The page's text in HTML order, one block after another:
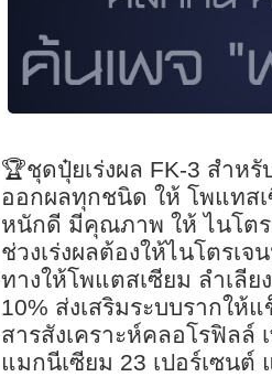
🏆ชุดปุ๋ยเร่งผล FK-3 สำห
ออกผลทุกชนิด ให้ โพแทสเ
หนักดี มีคุณภาพ ให้ ไนโตร
ช่วงเร่งผลต้องให้ไนโตรเ
ทางให้โพแตสเซียม ลำเลี
10% ส่งเสริมระบบรากให้
สารสังเคราะห์คลอโรฟิลล์
แมกนีเซียม 23 เปอร์เซนต์